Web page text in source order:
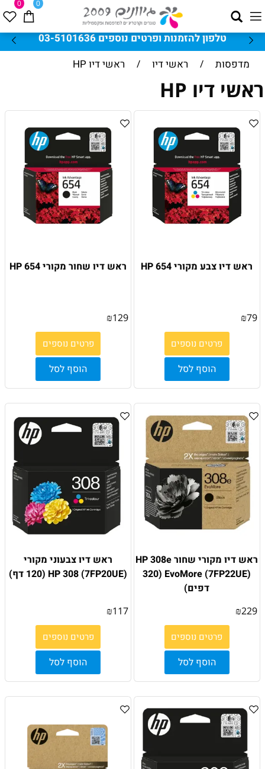
טלפון להזמנות ופרטים נוספים 03-5101636
0 0
מדפסות / ראשי דיו / ראשי דיו HP
ראשי דיו HP
ראש דיו צבע מקורי HP 654
₪79
פרטים נוספים
הוסף לסל
ראש דיו שחור מקורי HP 654
₪129
פרטים נוספים
הוסף לסל
ראש דיו מקורי שחור HP 308e
EvoMore (7FP22UE) (320
דפים)
₪229
פרטים נוספים
הוסף לסל
ראש דיו צבעוני מקורי
(7FP20UE) HP 308 (120 דף)
₪117
פרטים נוספים
הוסף לסל